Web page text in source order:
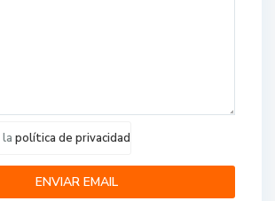
política de privacidad